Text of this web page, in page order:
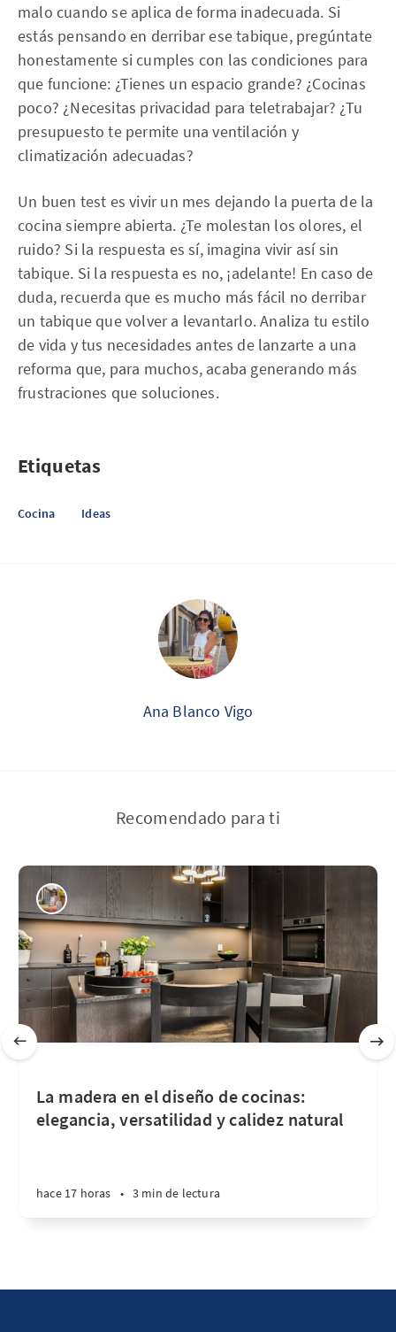
malo cuando se aplica de forma inadecuada. Si
estás pensando en derribar ese tabique, pregúntate
honestamente si cumples con las condiciones para
que funcione: ¿Tienes un espacio grande? ¿Cocinas
poco? ¿Necesitas privacidad para teletrabajar? ¿Tu
presupuesto te permite una ventilación y
climatización adecuadas?
Un buen test es vivir un mes dejando la puerta de la
cocina siempre abierta. ¿Te molestan los olores, el
ruido? Si la respuesta es sí, imagina vivir así sin
tabique. Si la respuesta es no, ¡adelante! En caso de
duda, recuerda que es mucho más fácil no derribar
un tabique que volver a levantarlo. Analiza tu estilo
de vida y tus necesidades antes de lanzarte a una
reforma que, para muchos, acaba generando más
frustraciones que soluciones.
Etiquetas
Cocina Ideas
Ana Blanco Vigo
Recomendado para ti
La madera en el diseño de cocinas:
elegancia, versatilidad y calidez natural
hace 17 horas • 3 min de lectura